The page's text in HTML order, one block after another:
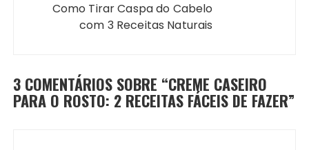
Como Tirar Caspa do Cabelo
com 3 Receitas Naturais
3 COMENTÁRIOS SOBRE “CREME CASEIRO
PARA O ROSTO: 2 RECEITAS FÁCEIS DE FAZER”